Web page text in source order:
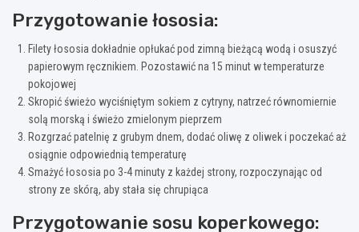
Przygotowanie łososia:
Filety łososia dokładnie opłukać pod zimną bieżącą wodą i osuszyć
papierowym ręcznikiem. Pozostawić na 15 minut w temperaturze
pokojowej
Skropić świeżo wyciśniętym sokiem z cytryny, natrzeć równomiernie
solą morską i świeżo zmielonym pieprzem
Rozgrzać patelnię z grubym dnem, dodać oliwę z oliwek i poczekać aż
osiągnie odpowiednią temperaturę
Smażyć łososia po 3-4 minuty z każdej strony, rozpoczynając od
strony ze skórą, aby stała się chrupiąca
Przygotowanie sosu koperkowego: